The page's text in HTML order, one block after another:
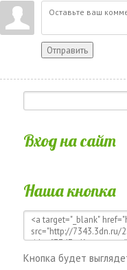
Отправить
Вход на сайт
Наша кнопка
Кнопка будет